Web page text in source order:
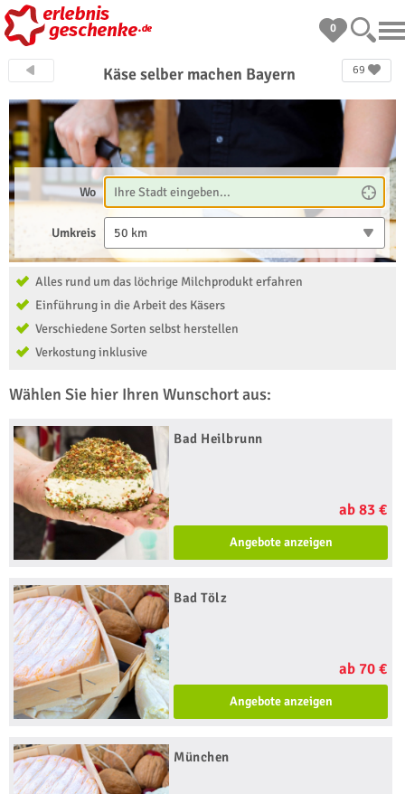
0
69
Käse selber machen Bayern
Wo
Umkreis 50 km
Alles rund um das löchrige Milchprodukt erfahren
Einführung in die Arbeit des Käsers
Verschiedene Sorten selbst herstellen
Verkostung inklusive
Wählen Sie hier Ihren Wunschort aus:
Bad Heilbrunn
ab 83 €
Angebote anzeigen
Bad Tölz
ab 70 €
Angebote anzeigen
München